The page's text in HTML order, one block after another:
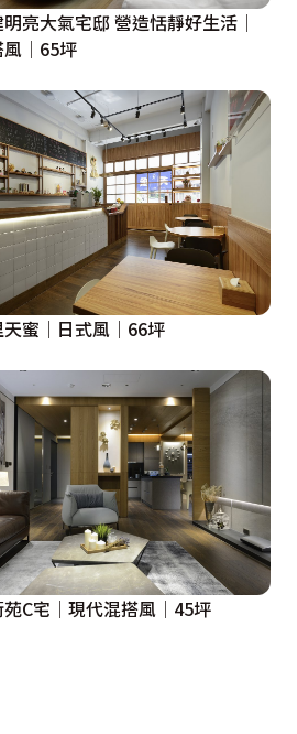
明亮大氣宅邸 營造恬靜好生活│
風│65坪
天蜜│日式風│66坪
苑C宅│現代混搭風│45坪